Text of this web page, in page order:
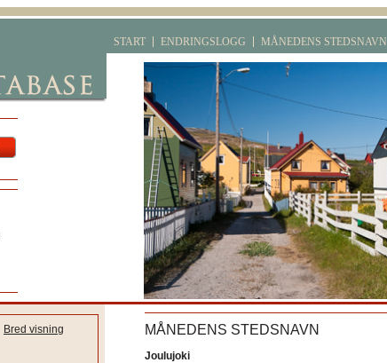
START ENDRINGSLOGG MÅNEDENS STEDSNAVN
Bred visning MÅNEDENS STEDSNAVN
Joulujoki